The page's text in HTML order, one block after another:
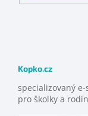
Kopko.cz
specializovaný e-
pro školky a